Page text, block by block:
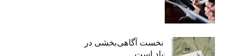
حقیقت
«رسانه» سنگر نخست آگاهی‌بخشی در
پیشگیری از اعتیاد است